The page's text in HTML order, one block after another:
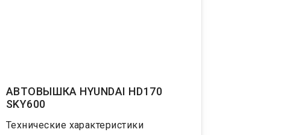
АВТОВЫШКА HYUNDAI HD170
SKY600
Технические характеристики